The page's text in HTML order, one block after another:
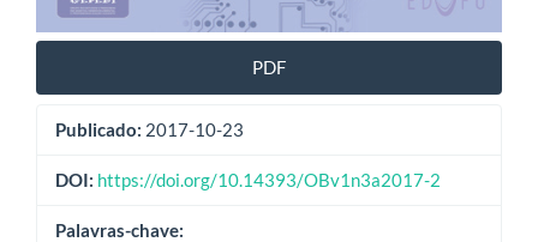
PDF
Publicado: 2017-10-23
DOI: https://doi.org/10.14393/OBv1n3a2017-2
Palavras-chave: